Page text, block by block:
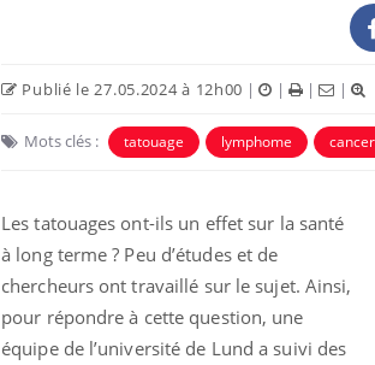
Publié le 27.05.2024 à 12h00 | | | |
Mots clés : tatouage lymphome cancer
Les tatouages ont-ils un effet sur la santé
à long terme ? Peu d’études et de
chercheurs ont travaillé sur le sujet. Ainsi,
pour répondre à cette question, une
équipe de l’université de Lund a suivi des
Hantavirus : un cas
détecté chez un touriste
en France